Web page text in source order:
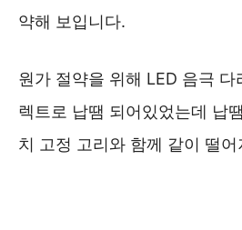
약해 보입니다.
원가 절약을 위해 LED 음극 다
렉트로 납땜 되어있었는데 납
치 고정 고리와 함께 같이 떨